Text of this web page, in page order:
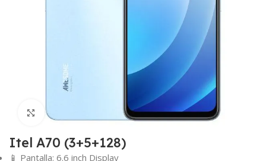
Click para agrandar
Itel A70 (3+5+128)
📱 Pantalla: 6.6 inch Display